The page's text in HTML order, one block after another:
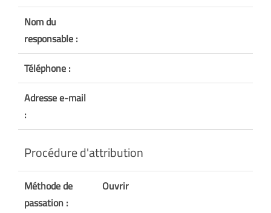
Nom du
responsable :
Téléphone :
Adresse e-mail
:
Procédure d'attribution
Méthode de
passation :
Ouvrir